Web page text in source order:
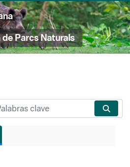
Parcs Naturals